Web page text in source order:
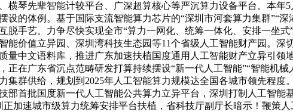
横琴先辈智能计较平台、广深超算核心等严沉算力设备平台。本
设的体例。基于国际支流智能算力芯片的“深圳市河套算力集群”“
脱手艺。力争尽快实现全市“算力一网化、统筹一体化、安排一坐
价值立异园、深圳湾科技生态园等11个省级人工智能财产园。深
量中文语料库，推进广东加速扶植国度通用人工智能财产立异引
正在广东省沉点范畴研发打算持续摆设“新一代人工智能”“智能机
集群供给，规划到2025年人工智能算力规模达全国各城市领先程
部首批国度新一代人工智能公共算力立异平台，深圳打制人工智
加速城市级算力统筹安排平台扶植，省科技厅副厅长暗示！鞭策